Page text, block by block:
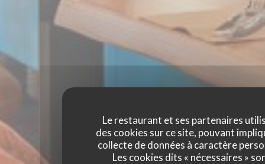
Le restaurant et ses partenaires
des cookies sur ce site, pouvant
collecte de données à caractère
Les cookies dits « nécessaires »